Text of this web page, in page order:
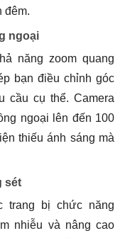
đêm.
ngoại
năng zoom quang
bạn điều chỉnh góc
cầu cụ thể. Camera
ngoại lên đến 100
thiếu ánh sáng mà
sét
trang bị chức năng
nhiễu và nâng cao